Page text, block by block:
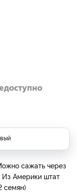
сажать через
Америки штат
семян)